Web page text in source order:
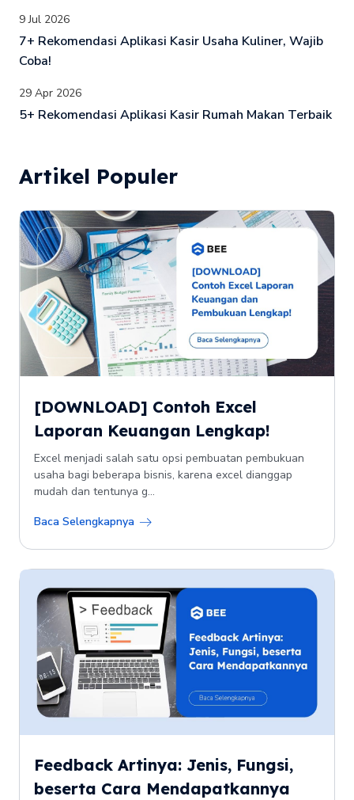
9 Jul 2026
7+ Rekomendasi Aplikasi Kasir Usaha Kuliner, Wajib
Coba!
29 Apr 2026
5+ Rekomendasi Aplikasi Kasir Rumah Makan Terbaik
Artikel Populer
[DOWNLOAD] Contoh Excel
Laporan Keuangan Lengkap!
Excel menjadi salah satu opsi pembuatan pembukuan
usaha bagi beberapa bisnis, karena excel dianggap
mudah dan tentunya g...
Baca Selengkapnya
Feedback Artinya: Jenis, Fungsi,
beserta Cara Mendapatkannya